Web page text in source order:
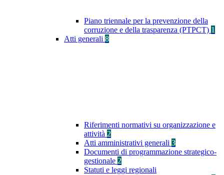
Piano triennale per la prevenzione della
corruzione e della trasparenza (PTPCT) 1
Atti generali 8
Riferimenti normativi su organizzazione e
attività 2
Atti amministrativi generali 3
Documenti di programmazione strategico-
gestionale 2
Statuti e leggi regionali